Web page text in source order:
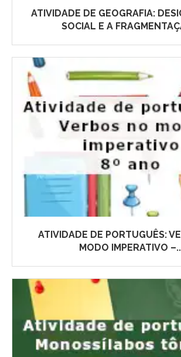
ATIVIDADE DE GEOGRAFIA:
SOCIAL E A
ATIVIDADE DE PORTUGUÊS:
MODO IMPERATIVO